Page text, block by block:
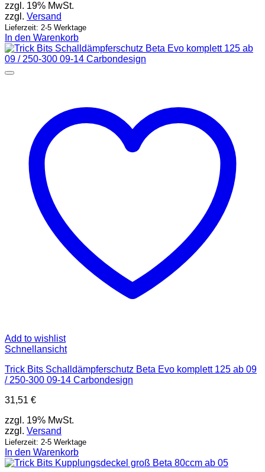
zzgl. 19% MwSt.
zzgl. Versand
Lieferzeit: 2-5 Werktage
In den Warenkorb
Add to wishlist
Schnellansicht
Trick Bits Schalldämpferschutz Beta Evo komplett 125 ab 09
/ 250-300 09-14 Carbondesign
31,51 €
zzgl. 19% MwSt.
zzgl. Versand
Lieferzeit: 2-5 Werktage
In den Warenkorb